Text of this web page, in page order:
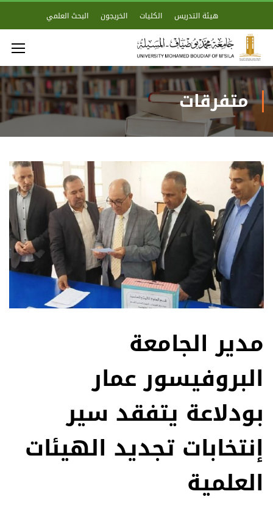
هيئة التدريس الكليات الخريجون البحث العلمي
متفرقات
مدير الجامعة
البروفيسور عمار
بودلاعة يتفقد سير
إنتخابات تجديد الهيئات
العلمية